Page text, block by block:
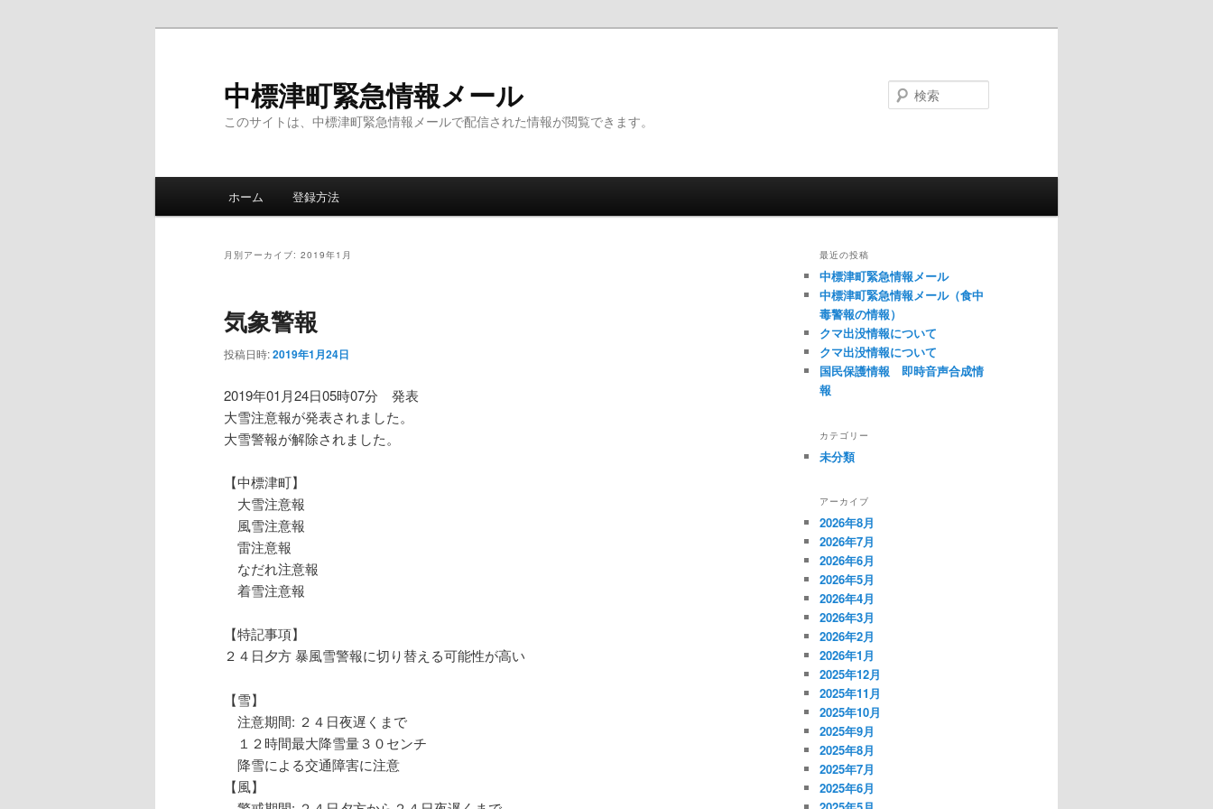
中標津町緊急情報メール
このサイトは、中標津町緊急情報メールで配信された情報が閲覧できます。
ホーム 登録方法
月別アーカイブ: 2019年1月
気象警報
投稿日時:2019年1月24日
2019年01月24日05時07分 発表
大雪注意報が発表されました。
大雪警報が解除されました。
【中標津町】
大雪注意報
風雪注意報
雷注意報
なだれ注意報
着雪注意報
【特記事項】
２４日夕方 暴風雪警報に切り替える可能性が高い
【雪】
注意期間: ２４日夜遅くまで
１２時間最大降雪量３０センチ
降雪による交通障害に注意
【風】
最近の投稿
中標津町緊急情報メール
中標津町緊急情報メール（食中
毒警報の情報）
クマ出没情報について
クマ出没情報について
国民保護情報 即時音声合成情
報
カテゴリー
未分類
アーカイブ
2026年8月
2026年7月
2026年6月
2026年5月
2026年4月
2026年3月
2026年2月
2026年1月
2025年12月
2025年11月
2025年10月
2025年9月
2025年8月
2025年7月
2025年6月